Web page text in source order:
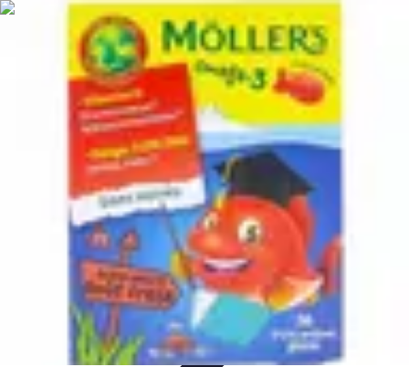
Poissons Frais
Guide d'achatAchat et SélectionAchat et conservationConseils
Recettes
Poissons Frais